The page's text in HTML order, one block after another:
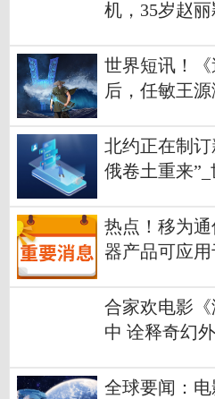
机，35岁赵
世界短讯！
后，任敏王
北约正在制
俄卷土重来
热点！移为
器产品可应
合家欢电影
中 诠释奇幻
全球要闻：